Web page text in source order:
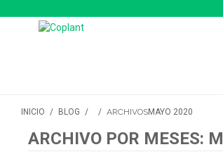
INICIO / BLOG / ARCHIVOS
/ MAYO 2020
ARCHIVO POR MESES: